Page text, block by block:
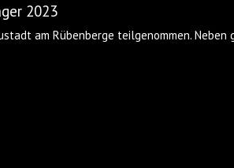
2023
am Rübenberge teilgenommen. Neben